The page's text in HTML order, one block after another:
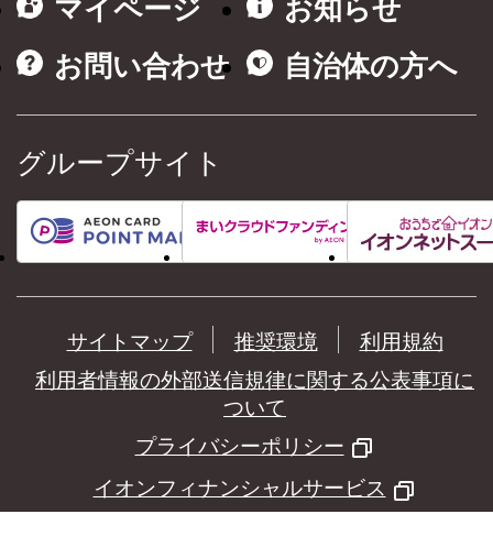
マイページ
お知らせ
お問い合わせ
自治体の方へ
グループサイト
サイトマップ 推奨環境
利用規約
利用者情報の外部送信規律に関する公表事項に
ついて
プライバシーポリシー
イオンフィナンシャルサービス